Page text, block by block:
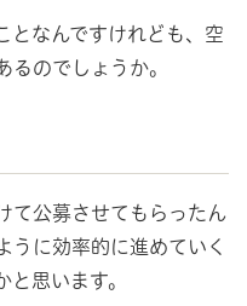
となんですけれども、空
るのでしょうか。
て公募させてもらったん
うに効率的に進めていく
思います。